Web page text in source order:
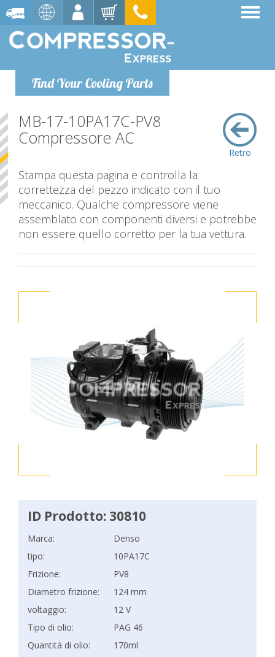
Find Your Cooling Parts
Retro
MB-17-10PA17C-PV8
Compressore AC
Stampa questa pagina e controlla la
correttezza del pezzo indicato con il tuo
meccanico. Qualche compressore viene
assemblato con componenti diversi e potrebbe
non essere quello corretto per la tua vettura.
ID Prodotto: 30810
Marca:
Denso
tipo:
10PA17C
Frizione:
PV8
Diametro frizione:
124 mm
voltaggio:
12 V
Tipo di olio:
PAG 46
Quantità di olio:
170ml